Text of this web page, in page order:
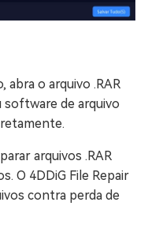
abra o arquivo .RAR
software de arquivo
arquivos .RAR
O 4DDiG File Repair
contra perda de